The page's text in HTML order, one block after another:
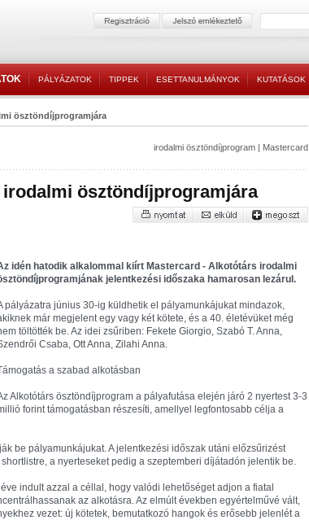
PÁLYÁZATOK TIPPEK ESETTANULMÁNYOK KUTATÁSOK
ösztöndíjprogramjára
irodalmi ösztöndíjprogram | Mastercard
ösztöndíjprogramjára
idén hatodik alkalommal kiírt Mastercard - Alkotótárs irodalmi
jelentkezési időszaka hamarosan lezárul.
pályázatra június 30-ig küldhetik el pályamunkájukat mindazok,
már megjelent egy vagy két kötete, és a 40. életévüket még
töltötték be. Az idei zsűriben: Fekete Giorgio, Szabó T. Anna,
Csaba, Ott Anna, Zilahi Anna.
a szabad alkotásban
Alkotótárs ösztöndíjprogram a pályafutása elején járó 2 nyertest 3-3
forint támogatásban részesíti, amellyel legfontosabb célja a
be pályamunkájukat. A jelentkezési időszak utáni előzsűrizést
a nyerteseket pedig a szeptemberi díjátadón jelentik be.
indult azzal a céllal, hogy valódi lehetőséget adjon a fiatal
az alkotásra. Az elmúlt években egyértelművé vált,
vezet: új kötetek, bemutatkozó hangok és erősebb jelenlét a